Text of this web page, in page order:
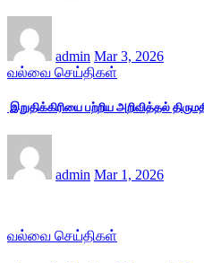
admin Mar 3, 2026
வல்வை செய்திகள்
இறுதிக்கிரியை பற்றிய அறிவித்தல்
admin Mar 1, 2026
வல்வை செய்திகள்